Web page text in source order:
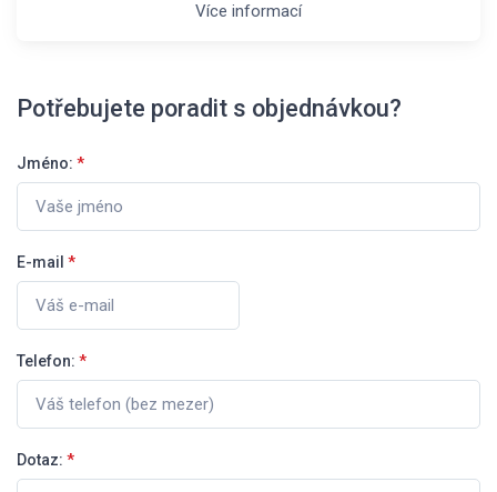
Více informací
Potřebujete poradit s objednávkou?
Jméno: *
E-mail *
Telefon: *
Dotaz: *